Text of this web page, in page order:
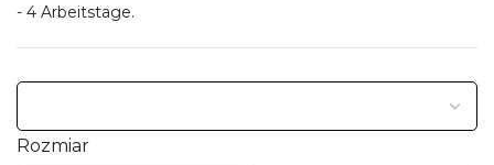
- 4 Arbeitstage.
Rozmiar